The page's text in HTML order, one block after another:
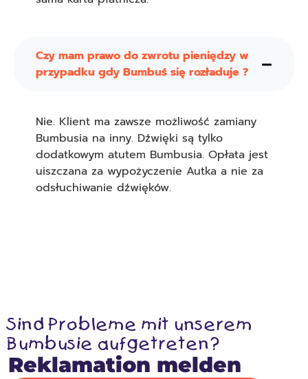
Czy mam prawo do zwrotu pieniędzy w
przypadku gdy Bumbuś się rozładuje ?
Nie. Klient ma zawsze możliwość zamiany
Bumbusia na inny. Dźwięki są tylko
dodatkowym atutem Bumbusia. Opłata jest
uiszczana za wypożyczenie Autka a nie za
odsłuchiwanie dźwięków.
Sind Probleme mit unserem
Bumbusie aufgetreten?
Reklamation melden